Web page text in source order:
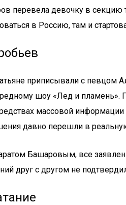
перевела девочку в секцию
в Россию, там и
приписывали с певцом
шоу «Лед и пламень».
массовой информации
давно перешли в
Башаровым, все
друг с другом не